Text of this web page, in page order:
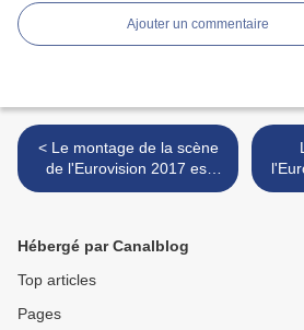
Ajouter un commentaire
< Le montage de la scène
de l'Eurovision 2017 est
enfin achevée
Hébergé par Canalblog
Top articles
Pages